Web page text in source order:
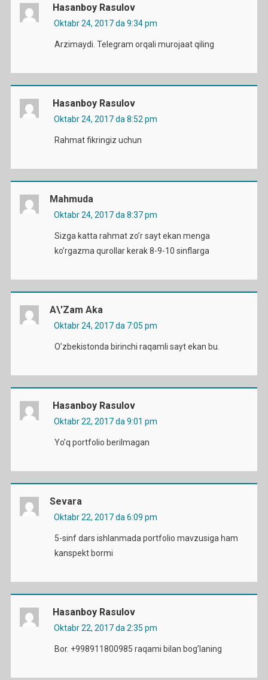
Hasanboy Rasulov
Oktabr 24, 2017 da 9:34 pm
Arzimaydi. Telegram orqali murojaat qiling
Hasanboy Rasulov
Oktabr 24, 2017 da 8:52 pm
Rahmat fikringiz uchun
Mahmuda
Oktabr 24, 2017 da 8:37 pm
Sizga katta rahmat zo’r sayt ekan menga
ko’rgazma qurollar kerak 8-9-10 sinflarga
A\'zam Aka
Oktabr 24, 2017 da 7:05 pm
O’zbekistonda birinchi raqamli sayt ekan bu.
Hasanboy Rasulov
Oktabr 22, 2017 da 9:01 pm
Yo’q portfolio berilmagan
Sevara
Oktabr 22, 2017 da 6:09 pm
5-sinf dars ishlanmada portfolio mavzusiga ham
kanspekt bormi
Hasanboy Rasulov
Oktabr 22, 2017 da 2:35 pm
Bor. +998911800985 raqami bilan bog’laning